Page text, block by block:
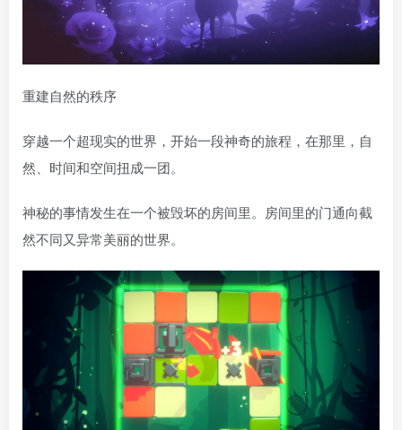
重建自然的秩序
穿越一个超现实的世界，开始一段神奇的旅程，在那里，自
然、时间和空间扭成一团。
神秘的事情发生在一个被毁坏的房间里。房间里的门通向截
然不同又异常美丽的世界。